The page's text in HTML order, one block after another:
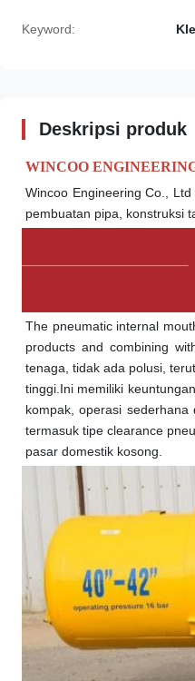
Keyword:
Deskripsi produk
WINCOO
Wincoo Engineering Co.,
pembuatan pipa, konstruksi
The pneumatic internal
products and combining
tenaga, tidak ada polusi,
tinggi.Ini memiliki
kompak, operasi
termasuk tipe clearance
pasar domestik kosong.